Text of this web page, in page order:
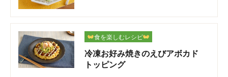
食を楽しむレシピ
冷凍お好み焼きのえびアボカド
トッピング